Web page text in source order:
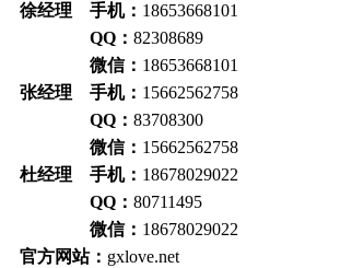
徐经理 手机： 18653668101
QQ： 82308689
微信： 18653668101
张经理 手机： 15662562758
QQ： 83708300
微信： 15662562758
杜经理 手机： 18678029022
QQ： 80711495
微信： 18678029022
官方网站： gxlove.net